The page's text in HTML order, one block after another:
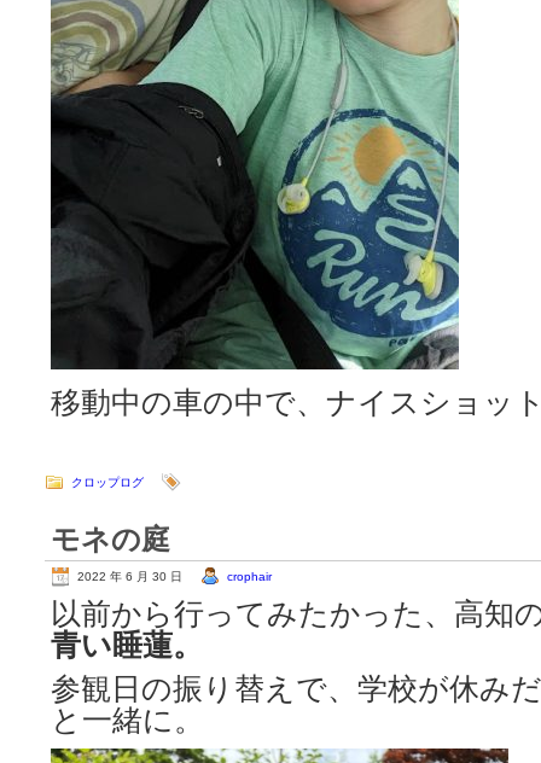
移動中の車の中で、ナイスショッ
クロップログ
モネの庭
2022 年 6 月 30 日 crophair
以前から行ってみたかった、高知
青い睡蓮。
参観日の振り替えで、学校が休み
と一緒に。